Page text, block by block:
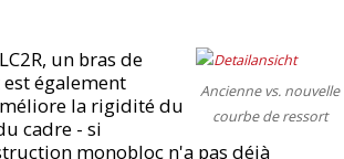
Ancienne vs. nouvelle
courbe de ressort
un bras de
également
la rigidité du
cadre - si
monobloc n'a pas déjà